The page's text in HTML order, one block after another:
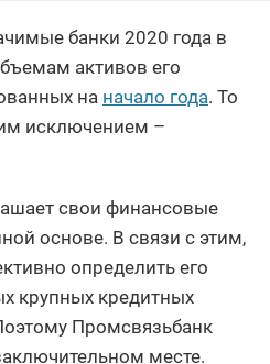
банки 2020 года в
активов его
на начало года. То
исключением –
свои финансовые
основе. В связи с этим,
определить его
крупных кредитных
Промсвязьбанк
месте.